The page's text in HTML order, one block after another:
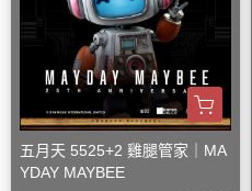
五月天 5525+2 雞腿管家｜MA
YDAY MAYBEE